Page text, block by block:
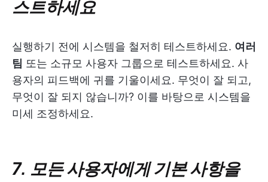
스트하세요
실행하기 전에 시스템을 철저히 테스트하세요. 여러
팀 또는 소규모 사용자 그룹으로 테스트하세요. 사
용자의 피드백에 귀를 기울이세요. 무엇이 잘 되고,
무엇이 잘 되지 않습니까? 이를 바탕으로 시스템을
미세 조정하세요.
7. 모든 사용자에게 기본 사항을